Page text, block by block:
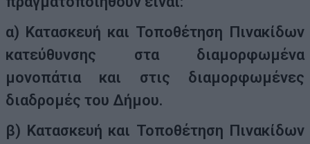
α) Κατασκευή και Τοποθέτηση Πινακίδων
κατεύθυνσης στα διαμορφωμένα
μονοπάτια και στις διαμορφωμένες
διαδρομές του Δήμου.
β) Κατασκευή και Τοποθέτηση Πινακίδων